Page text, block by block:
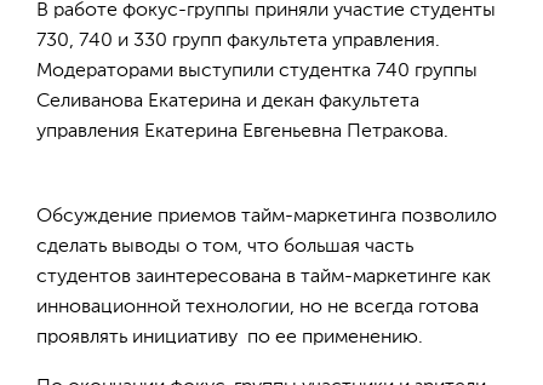
В работе фокус-группы приняли участие студенты
730, 740 и 330 групп факультета управления.
Модераторами выступили студентка 740 группы
Селиванова Екатерина и декан факультета
управления Екатерина Евгеньевна Петракова.
Обсуждение приемов тайм-маркетинга позволило
сделать выводы о том, что большая часть
студентов заинтересована в тайм-маркетинге как
инновационной технологии, но не всегда готова
проявлять инициативу по ее применению.